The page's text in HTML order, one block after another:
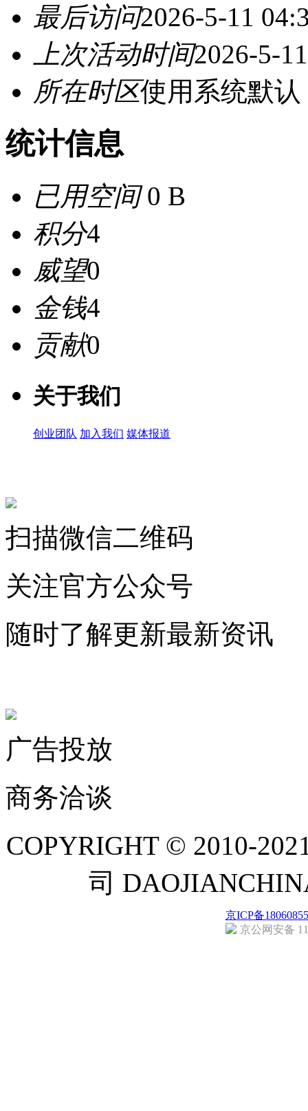
最后访问2026-5-11
上次活动时间2026-5-
所在时区使用系统默认
统计信息
已用空间0 B
积分4
威望0
金钱4
贡献0
关于我们
创业团队 加入我们 媒体报道
扫描微信二维码
关注官方公众号
随时了解更新最新资讯
广告投放
商务洽谈
COPYRIGHT © 2010-
司
京ICP备
京公网安备